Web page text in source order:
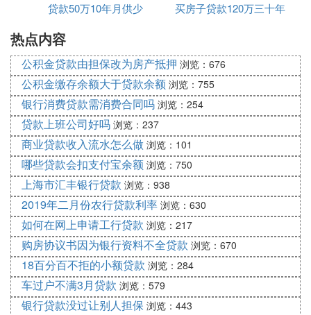
杩欒窡浣犵殑璐锋炬柟寮忎笌閫夋嫨鐨勮繕娆炬柟寮
忔湁鍏筹細1銆佸晢涓氳捶娆撅細绛夐濇湰鎭杩樻炬
瘡鏈堟湀渚涗负5416.75鍏冿紱绛夐濇湰閲戣繕娆炬
硶棣栨湀鏈堜緵涓6293.33鍏冿紝闅忓悗閫愭湀閫掑
噺銆2銆佸叕绉閲戣捶娆撅細绛夐濇湰鎭杩樻炬硶姣
忔湀鏈堜緵涓4908.76鍏冿紱绛夐濇湰閲戣繕娆炬硶
棣栨湀鏈堜緵涓5416.67鍏冿紝闅忓悗閫愭湀閫掑噺
銆
涓嶅悓璐锋炬柟寮忓拰涓嶅悓杩樻炬柟寮忔瘡鏈堥渶
瑕佽繕娆鹃噾棰濆叿浣撳備笅锛
1.鍏绉閲戣捶娆撅細
鍏绉閲戣捶娆惧埄鐜囨槸鎸夌収澶琛岃捶娆惧熀鍑嗗
埄鐜囨墽琛岀殑(涓嶈冭檻浜屽楁埧)锛10骞存湡鐨勫
叕绉閲戣捶娆惧埄鐜囦负3.25%銆傚傛灉鎸夌収绛夐
濇湰鎭娉曡繕娆撅紝璐锋50涓囧厓鍒10骞磋繕娓呯殑
璇濓紝姣忔湀鐨勬湀渚涜繕娆鹃濅负4908.76鍏冦傚
别
供多少钱
贷款50万10年月供少
买房子贷款120万三十年
热点内容
公积金贷款由担保改为房产抵押 浏览：676
公积金缴存余额大于贷款余额 浏览：755
银行消费贷款需消费合同吗 浏览：254
贷款上班公司好吗 浏览：237
商业贷款收入流水怎么做 浏览：101
哪些贷款会扣支付宝余额 浏览：750
上海市汇丰银行贷款 浏览：938
2019年二月份农行贷款利率 浏览：630
如何在网上申请工行贷款 浏览：217
购房协议书因为银行资料不全贷款 浏览：670
18百分百不拒的小额贷款 浏览：284
车过户不满3月贷款 浏览：579
银行贷款没过让别人担保 浏览：443